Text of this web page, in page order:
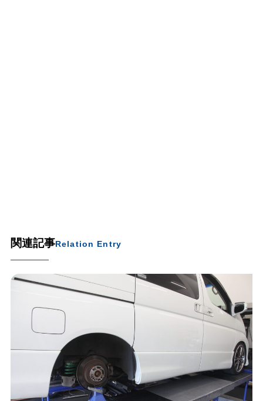
関連記事Relation Entry